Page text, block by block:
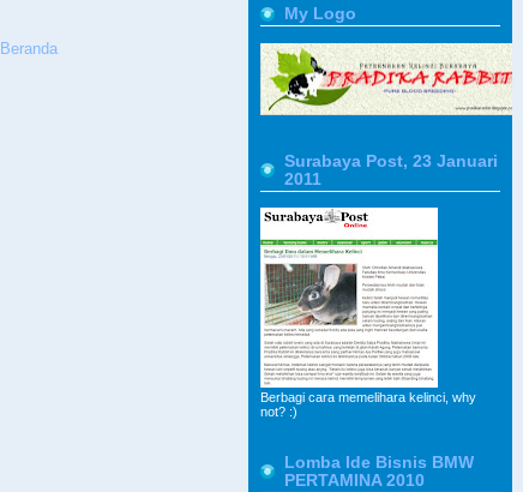
Beranda
My Logo
Surabaya Post, 23 Januari
2011
Berbagi cara memelihara kelinci, why
not? :)
Lomba Ide Bisnis BMW
PERTAMINA 2010